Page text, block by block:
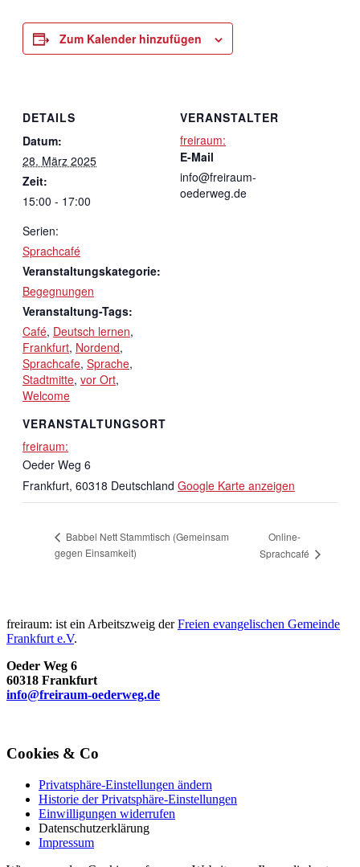
Zum Kalender hinzufügen
DETAILS
Datum:
28. März 2025
Zeit:
15:00 - 17:00
Serien:
Sprachcafé
Veranstaltungskategorie:
Begegnungen
Veranstaltung-Tags:
Café, Deutsch lernen,
Frankfurt, Nordend,
Sprachcafe, Sprache,
Stadtmitte, vor Ort,
Welcome
VERANSTALTUNGSORT
freiraum:
Oeder Weg 6
Frankfurt, 60318 Deutschland Google Karte anzeigen
VERANSTALTER
freiraum:
E-Mail
info@freiraum-
oederweg.de
Babbel Nett Stammtisch (Gemeinsam
gegen Einsamkeit)
Online-
Sprachcafé
freiraum: ist ein Arbeitszweig derFreien evangelischen Gemeinde
Frankfurt e.V.
Oeder Weg 6
60318 Frankfurt
info@freiraum-oederweg.de
Cookies & Co
Privatsphäre-Einstellungen ändern
Historie der Privatsphäre-Einstellungen
Einwilligungen widerrufen
Datenschutzerklärung
Impressum